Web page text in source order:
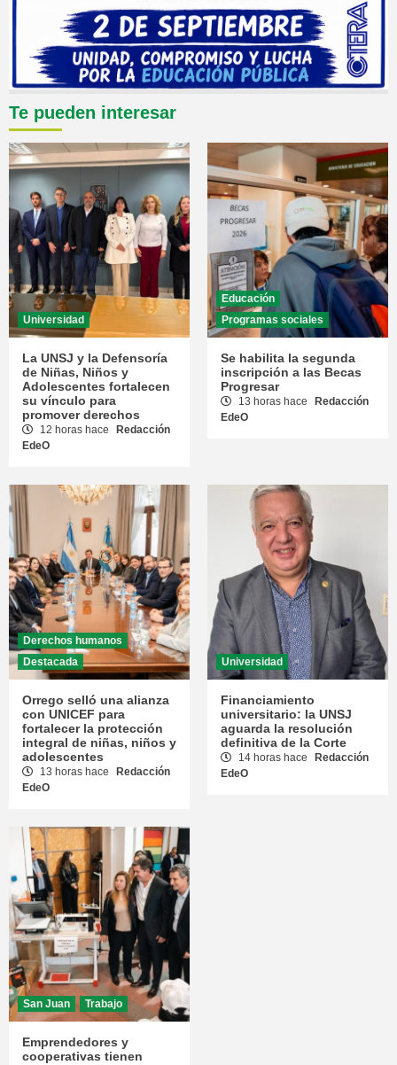
Te pueden interesar
Universidad
La UNSJ y la Defensoría
de Niñas, Niños y
Adolescentes fortalecen
su vínculo para
promover derechos
12 horas hace
Redacción
EdeO
Educación
Programas sociales
Se habilita la segunda
inscripción a las Becas
Progresar
13 horas hace
Redacción
EdeO
Derechos humanos
Destacada
Orrego selló una alianza
con UNICEF para
fortalecer la protección
integral de niñas, niños y
adolescentes
13 horas hace
Redacción
EdeO
Universidad
Financiamiento
universitario: la UNSJ
aguarda la resolución
definitiva de la Corte
14 horas hace
Redacción
EdeO
San Juan Trabajo
Emprendedores y
cooperativas tienen